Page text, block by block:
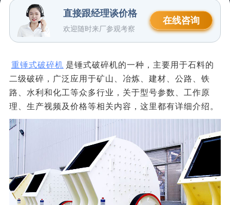
直接跟经理谈价格
欢迎随时来厂参观考察
在线咨询
重锤式破碎机 是锤式破碎机的一种，主要用于石料的
二级破碎，广泛应用于矿山、冶炼、建材、公路、铁
路、水利和化工等众多行业，关于型号参数、工作原
理、生产视频及价格等相关内容，这里都有详细介绍。